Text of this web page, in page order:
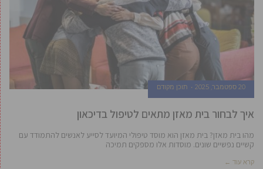
20 ספטמבר, 2025 תוכן מקודם
איך לבחור בית מאזן מתאים לטיפול בדיכאון
מהו בית מאזן? בית מאזן הוא מוסד טיפולי המיועד לסייע לאנשים להתמודד עם
קשיים נפשיים שונים. מוסדות אלו מספקים תמיכה
קרא עוד ←